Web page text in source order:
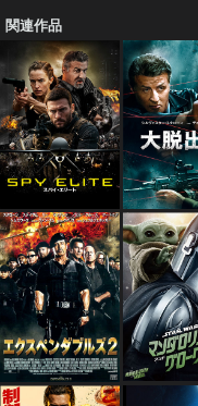
関連作品